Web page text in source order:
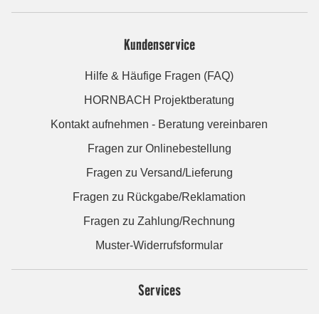
Kundenservice
Hilfe & Häufige Fragen (FAQ)
HORNBACH Projektberatung
Kontakt aufnehmen - Beratung vereinbaren
Fragen zur Onlinebestellung
Fragen zu Versand/Lieferung
Fragen zu Rückgabe/Reklamation
Fragen zu Zahlung/Rechnung
Muster-Widerrufsformular
Services